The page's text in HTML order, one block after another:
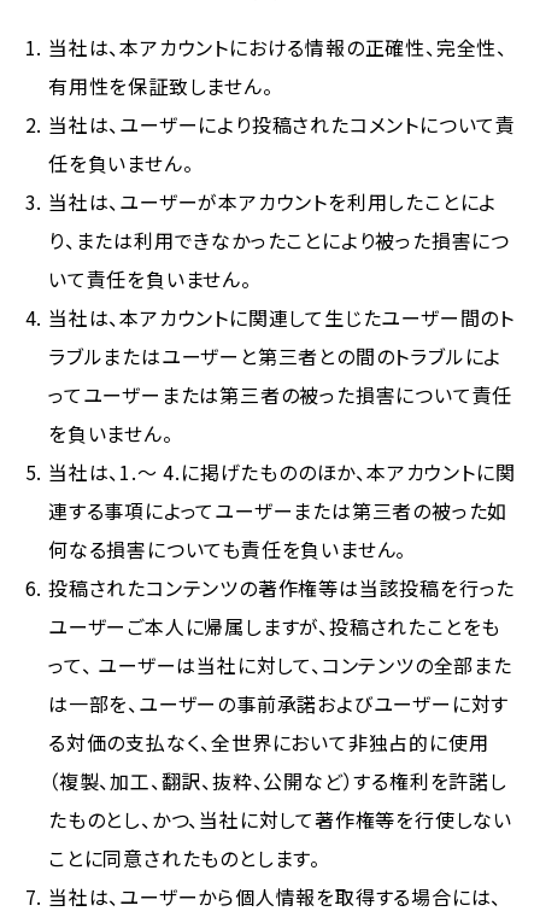
当社は、本アカウントにおける情報の正確性、完全性、
有用性を保証致しません。
当社は、ユーザーにより投稿されたコメントについて責
任を負いません。
当社は、ユーザーが本アカウントを利用したことによ
り、または利用できなかったことにより被った損害につ
いて責任を負いません。
当社は、本アカウントに関連して生じたユーザー間のト
ラブルまたはユーザーと第三者との間のトラブルによ
ってユーザーまたは第三者の被った損害について責任
を負いません。
当社は、1.～ 4.に掲げたもののほか、本アカウントに関
連する事項によってユーザーまたは第三者の被った如
何なる損害についても責任を負いません。
投稿されたコンテンツの著作権等は当該投稿を行った
ユーザーご本人に帰属しますが、投稿されたことをも
って、 ユーザーは当社に対して、コンテンツの全部また
は一部を、ユーザーの事前承諾およびユーザーに対す
る対価の支払なく、全世界において非独占的に使用
（複製、加工、翻訳、抜粋、公開など）する権利を許諾し
たものとし、かつ、当社に対して著作権等を行使しない
ことに同意されたものとします。
当社は、ユーザーから個人情報を取得する場合には、